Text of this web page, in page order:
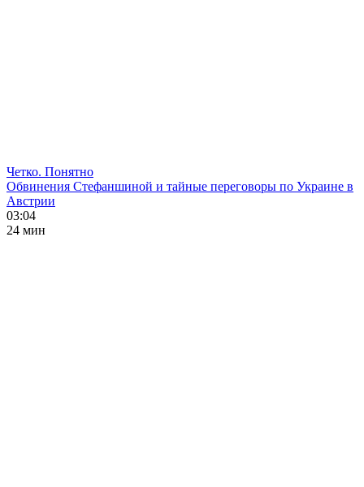
Четко. Понятно
Обвинения Стефаншиной и тайные переговоры по Украине в
Австрии
03:04
24 мин